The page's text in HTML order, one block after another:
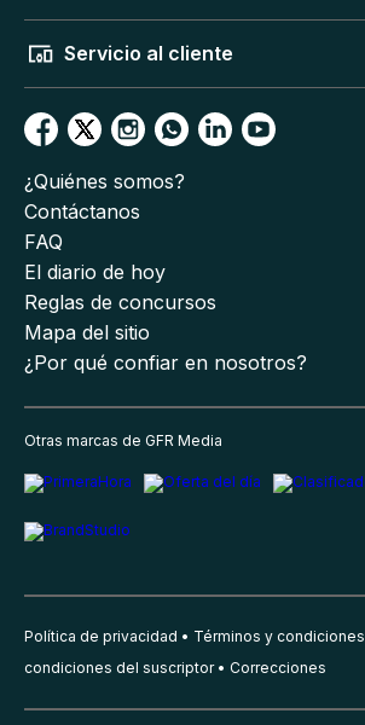
Servicio al cliente
¿Quiénes somos?
Contáctanos
FAQ
El diario de hoy
Reglas de concursos
Mapa del sitio
¿Por qué confiar en nosotros?
Otras marcas de GFR Media
Política de privacidad Términos y condiciones
condiciones del suscriptor
Correcciones